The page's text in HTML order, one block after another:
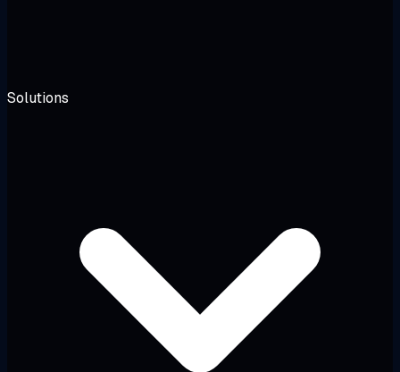
Solutions